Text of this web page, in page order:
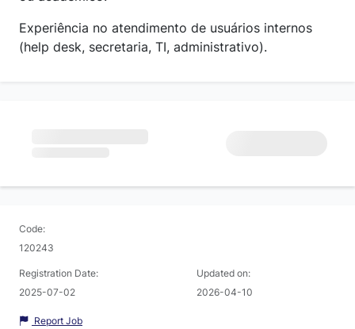
Experiência no atendimento de usuários internos
(help desk, secretaria, TI, administrativo).
Code:
120243
Registration Date:
2025-07-02
Updated on:
2026-04-10
Report Job